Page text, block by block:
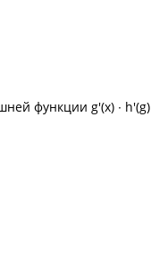
функции g'(x) ∙ h'(g)